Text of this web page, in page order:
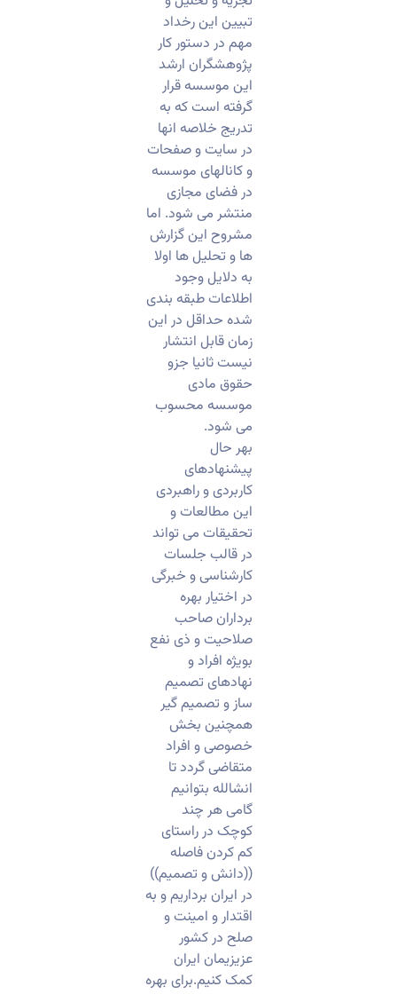
تبیین این رخداد
مهم در دستور کار
پژوهشگران ارشد
این موسسه قرار
گرفته است که به
تدریج خلاصه انها
در سایت و صفحات
و کانالهای موسسه
در فضای مجازی
منتشر می شود. اما
مشروح این گزارش
ها و تحلیل ها اولا
به دلایل وجود
اطلاعات طبقه بندی
شده حداقل در این
زمان قابل انتشار
نیست ثانیا جزو
حقوق مادی
موسسه محسوب
می شود.
بهر حال
پیشنهادهای
کاربردی و راهبردی
این مطالعات و
تحقیقات می تواند
در قالب جلسات
کارشناسی و خبرگی
در اختیار بهره
برداران صاحب
صلاحیت و ذی نفع
بویژه افراد و
نهادهای تصمیم
ساز و تصمیم گیر
همچنین بخش
خصوصی و افراد
متقاضی گردد تا
انشالله بتوانیم
گامی هر چند
کوچک در راستای
کم کردن فاصله
((دانش و تصمیم))
در ایران برداریم و به
اقتدار و امینت و
صلح در کشور
عزیزیمان ایران
کمک کنیم.برای بهره